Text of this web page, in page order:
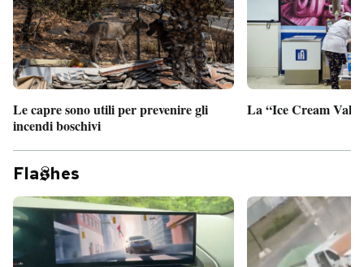
Le capre sono utili per prevenire gli
incendi boschivi
La “Ice Cream
Fla hes